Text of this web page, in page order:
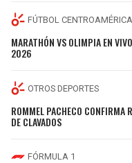
FÚTBOL CENTROAMÉRICA
MARATHÓN VS OLIMPIA EN
2026
OTROS DEPORTES
ROMMEL PACHECO CONFIRMA
DE CLAVADOS
FÓRMULA 1